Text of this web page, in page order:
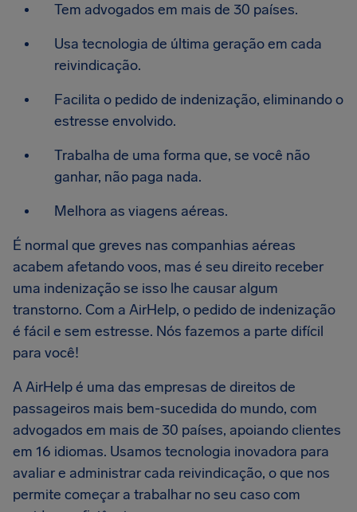
Tem advogados em mais de 30 países.
Usa tecnologia de última geração em cada
reivindicação.
Facilita o pedido de indenização, eliminando o
estresse envolvido.
Trabalha de uma forma que, se você não
ganhar, não paga nada.
Melhora as viagens aéreas.
É normal que greves nas companhias aéreas
acabem afetando voos, mas é seu direito receber
uma indenização se isso lhe causar algum
transtorno. Com a AirHelp, o pedido de indenização
é fácil e sem estresse. Nós fazemos a parte difícil
para você!
A AirHelp é uma das empresas de direitos de
passageiros mais bem-sucedida do mundo, com
advogados em mais de 30 países, apoiando clientes
em 16 idiomas. Usamos tecnologia inovadora para
avaliar e administrar cada reivindicação, o que nos
permite começar a trabalhar no seu caso com